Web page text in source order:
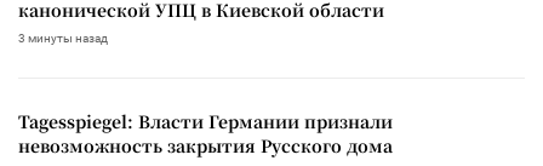
канонической УПЦ в Киевской области
3 минуты назад
Tagesspiegel: Власти Германии признали
невозможность закрытия Русского дома